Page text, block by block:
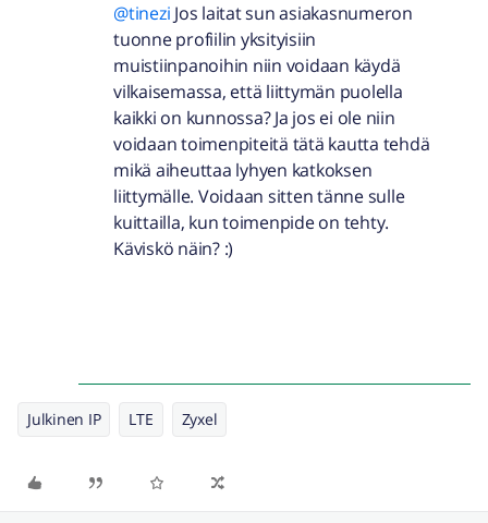
@tinezi Jos laitat sun asiakasnumeron
tuonne profiilin yksityisiin
muistiinpanoihin niin voidaan käydä
vilkaisemassa, että liittymän puolella
kaikki on kunnossa? Ja jos ei ole niin
voidaan toimenpiteitä tätä kautta tehdä
mikä aiheuttaa lyhyen katkoksen
liittymälle. Voidaan sitten tänne sulle
kuittailla, kun toimenpide on tehty.
Käviskö näin? :)
Julkinen IP LTE Zyxel